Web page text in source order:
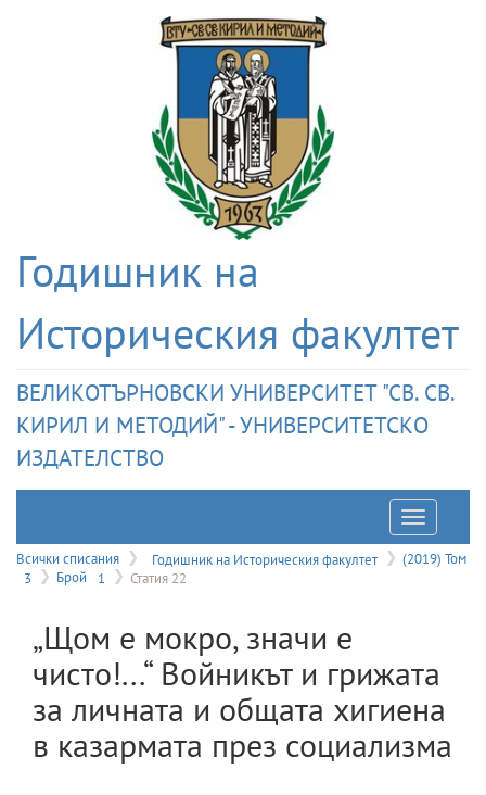
Годишник на
Историческия факултет
ВЕЛИКОТЪРНОВСКИ УНИВЕРСИТЕТ "СВ. СВ.
КИРИЛ И МЕТОДИЙ" - УНИВЕРСИТЕТСКО
ИЗДАТЕЛСТВО
Отваряне
на
Всички списания Годишник на Историческия факултет
(2019) Том
3
Брой 1 Статия 22
„Щом е мокро, значи е
чисто!...“ Войникът и грижата
за личната и общата хигиена
в казармата през социализма